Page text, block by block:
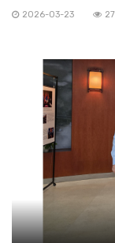
2026-03-23